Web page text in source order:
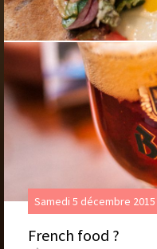
Samedi 5 décembre 2015
French food ?